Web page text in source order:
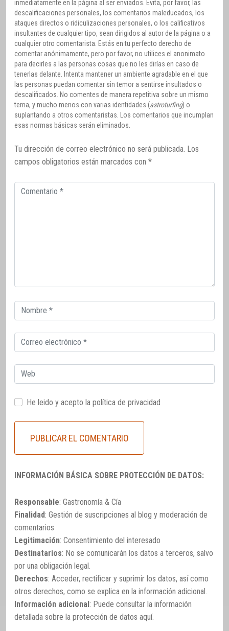
inmediatamente en la página al ser enviados. Evita, por favor, las
descalificaciones personales, los comentarios maleducados, los
ataques directos o ridiculizaciones personales, o los calificativos
insultantes de cualquier tipo, sean dirigidos al autor de la página o a
cualquier otro comentarista. Estás en tu perfecto derecho de
comentar anónimamente, pero por favor, no utilices el anonimato
para decirles a las personas cosas que no les dirías en caso de
tenerlas delante. Intenta mantener un ambiente agradable en el que
las personas puedan comentar sin temor a sentirse insultados o
descalificados. No comentes de manera repetitiva sobre un mismo
tema, y mucho menos con varias identidades (astroturfing) o
suplantando a otros comentaristas. Los comentarios que incumplan
esas normas básicas serán eliminados.
Tu dirección de correo electrónico no será publicada. Los
campos obligatorios están marcados con *
Comentario
Correo
electrónico
Correo
electrónico
Web
He leido y acepto la política de privacidad
INFORMACIÓN BÁSICA SOBRE PROTECCIÓN DE DATOS:
Responsable: Gastronomía & Cía
Finalidad: Gestión de suscripciones al blog y moderación de
comentarios
Legitimación: Consentimiento del interesado
Destinatarios: No se comunicarán los datos a terceros, salvo
por una obligación legal.
Derechos: Acceder, rectificar y suprimir los datos, así como
otros derechos, como se explica en la información adicional.
Información adicional: Puede consultar la información
detallada sobre la protección de datos aquí.